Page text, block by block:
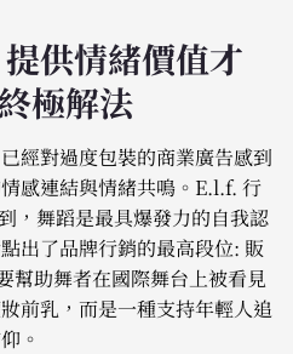
供情緒價值才
極解法
經對過度包裝的商業廣告感到
感連結與情緒共鳴。E.l.f. 行
舞蹈是最具爆發力的自我認
出了品牌行銷的最高段位: 販
幫助舞者在國際舞台上被看見
前乳，而是一種支持年輕人追
。